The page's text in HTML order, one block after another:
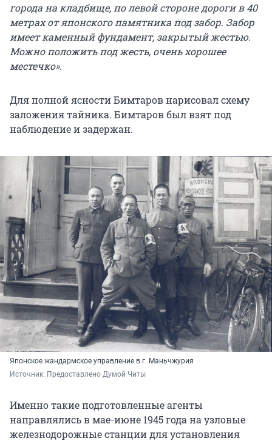
города на кладбище, по левой стороне дороги в 40
метрах от японского памятника под забор. Забор
имеет каменный фундамент, закрытый жестью.
Можно положить под жесть, очень хорошее
местечко».
Для полной ясности Бимтаров нарисовал схему
заложения тайника. Бимтаров был взят под
наблюдение и задержан.
Японское жандармское управление в г. Маньчжурия
Источник: Предоставлено Думой Читы
Именно такие подготовленные агенты
направлялись в мае-июне 1945 года на узловые
железнодорожные станции для установления